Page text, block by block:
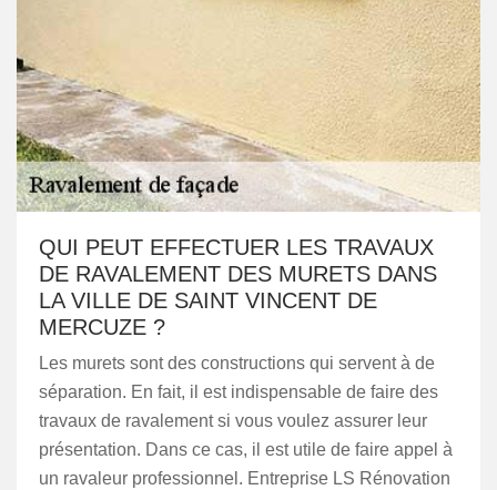
QUI PEUT EFFECTUER LES TRAVAUX
DE RAVALEMENT DES MURETS DANS
LA VILLE DE SAINT VINCENT DE
MERCUZE ?
Les murets sont des constructions qui servent à de
séparation. En fait, il est indispensable de faire des
travaux de ravalement si vous voulez assurer leur
présentation. Dans ce cas, il est utile de faire appel à
un ravaleur professionnel. Entreprise LS Rénovation